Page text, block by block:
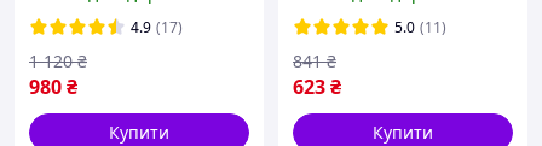
4.9 (17)
980₴
1 120 ₴
Купити
фільтром Вуда
5.0 (11)
623₴
841 ₴
Купити